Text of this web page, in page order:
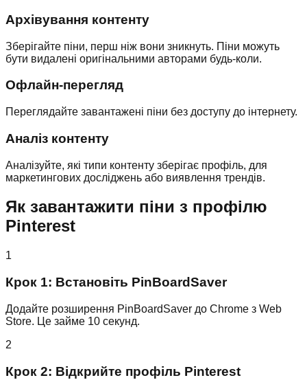
Архівування контенту
Зберігайте піни, перш ніж вони зникнуть. Піни можуть
бути видалені оригінальними авторами будь-коли.
Офлайн-перегляд
Переглядайте завантажені піни без доступу до інтернету.
Аналіз контенту
Аналізуйте, які типи контенту зберігає профіль, для
маркетингових досліджень або виявлення трендів.
Як завантажити піни з профілю
Pinterest
1
Крок 1: Встановіть PinBoardSaver
Додайте розширення PinBoardSaver до Chrome з Web
Store. Це займе 10 секунд.
2
Крок 2: Відкрийте профіль Pinterest